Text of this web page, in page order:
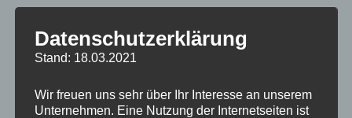
reduzieren.Erfahre, wie deine
Kommentardaten verarbeitet werden.
Datenschutzerklärung
Stand: 18.03.2021
Wir freuen uns sehr über Ihr Interesse an unserem
Unternehmen. Eine Nutzung der Internetseiten ist